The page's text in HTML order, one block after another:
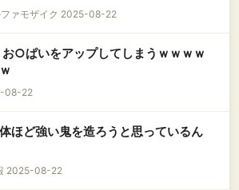
ファモザイク 2025-08-22
お○ぱいをアップしてしまうｗｗｗｗ
08-22
ほど強い鬼を造ろうと思っているん
2025-08-22